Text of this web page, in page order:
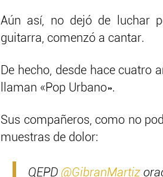
Aún así, no dejó de luchar
guitarra, comenzó a cantar.
De hecho, desde hace cuatro
llaman «Pop Urbano».
Sus compañeros, como no
muestras de dolor:
QEPD @GibranMartiz